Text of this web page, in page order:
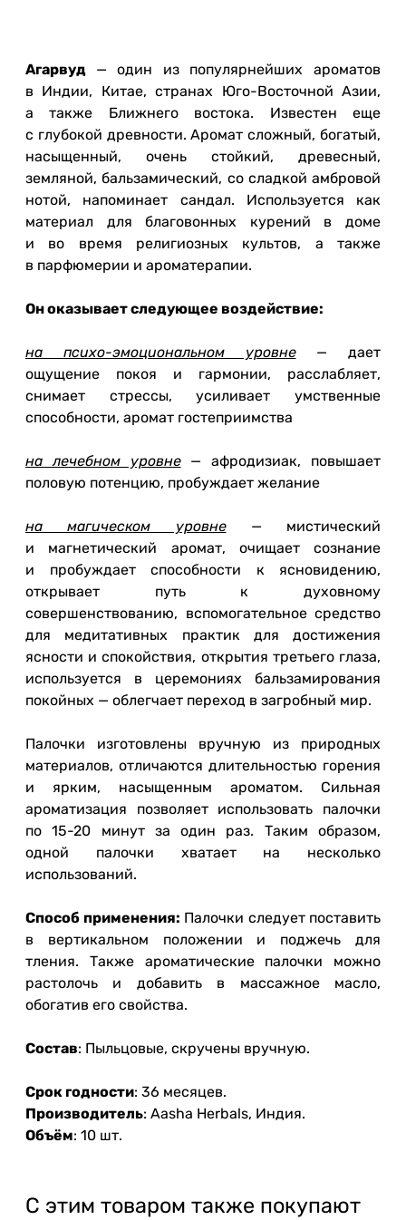
Агарвуд — один из популярнейших ароматов
в Индии, Китае, странах Юго-Восточной Азии,
а также Ближнего востока. Известен еще
с глубокой древности. Аромат сложный, богатый,
насыщенный, очень стойкий, древесный,
земляной, бальзамический, со сладкой амбровой
нотой, напоминает сандал. Используется как
материал для благовонных курений в доме
и во время религиозных культов, а также
в парфюмерии и ароматерапии.
Он оказывает следующее воздействие:
на психо-эмоциональном уровне— дает
ощущение покоя и гармонии, расслабляет,
снимает стрессы, усиливает умственные
способности, аромат гостеприимства
на лечебном уровне— афродизиак, повышает
половую потенцию, пробуждает желание
на магическом уровне— мистический
и магнетический аромат, очищает сознание
и пробуждает способности к ясновидению,
открывает путь к духовному
совершенствованию, вспомогательное средство
для медитативных практик для достижения
ясности и спокойствия, открытия третьего глаза,
используется в церемониях бальзамирования
покойных — облегчает переход в загробный мир.
Палочки изготовлены вручную из природных
материалов, отличаются длительностью горения
и ярким, насыщенным ароматом. Сильная
ароматизация позволяет использовать палочки
по 15-20 минут за один раз. Таким образом,
одной палочки хватает на несколько
использований.
Способ применения: Палочки следует поставить
в вертикальном положении и поджечь для
тления. Также ароматические палочки можно
растолочь и добавить в массажное масло,
обогатив его свойства.
Состав: Пыльцовые, скручены вручную.
Срок годности: 36 месяцев.
Производитель: Aasha Herbals, Индия.
Объём: 10 шт.
С этим товаром также покупают